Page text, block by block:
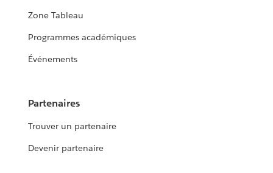
Zone Tableau
Programmes académiques
Événements
Partenaires
Trouver un partenaire
Devenir partenaire